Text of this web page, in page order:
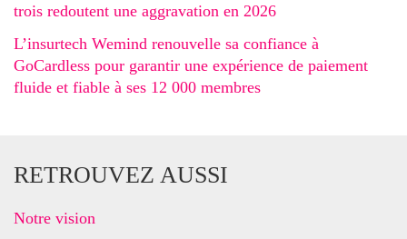
trois redoutent une aggravation en 2026
L’insurtech Wemind renouvelle sa confiance à
GoCardless pour garantir une expérience de paiement
fluide et fiable à ses 12 000 membres
RETROUVEZ AUSSI
Notre vision